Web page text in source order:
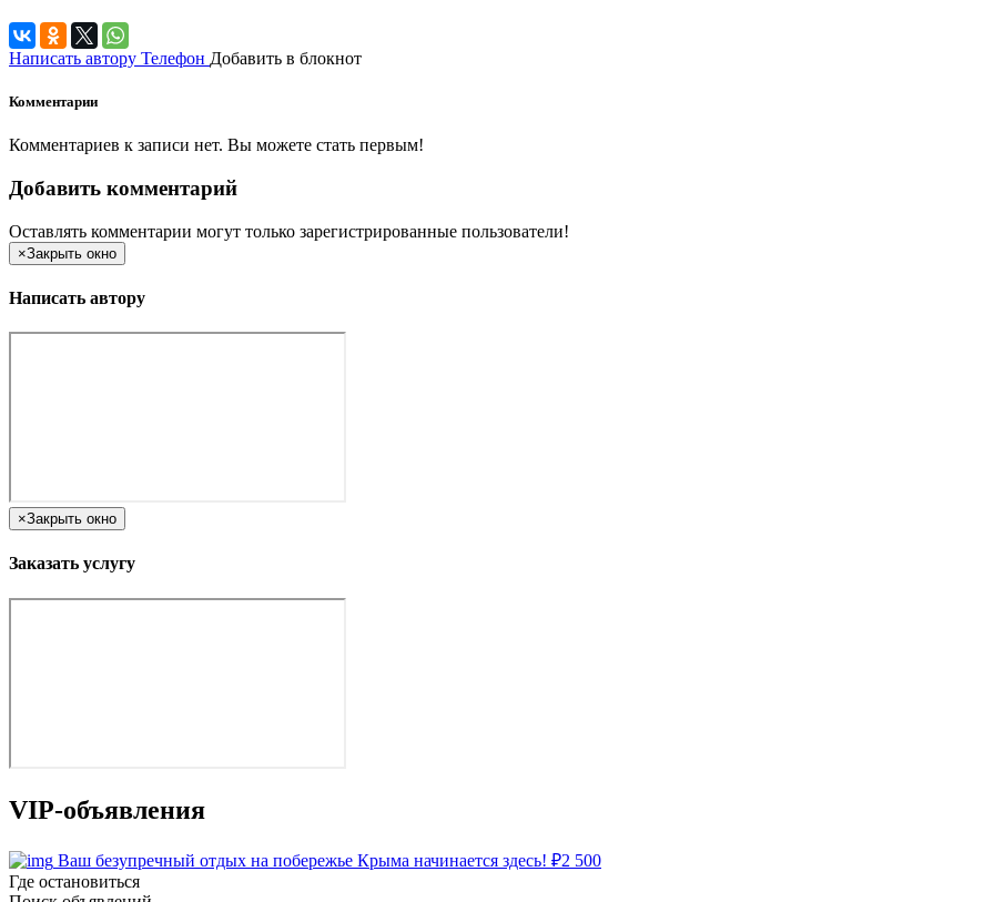
Написать автору Телефон Добавить в блокнот
Комментарии
Комментариев к записи нет. Вы можете стать первым!
Добавить комментарий
Оставлять комментарии могут только зарегистрированные пользователи!
×Закрыть окно
Написать автору
×Закрыть окно
Заказать услугу
VIP-объявления
Ваш безупречный отдых на побережье Крыма начинается здесь! ₽2 500
Где остановиться